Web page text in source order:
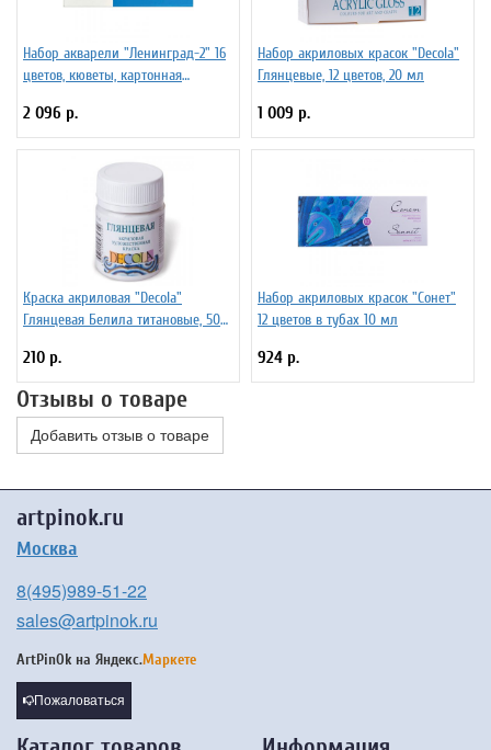
Набор акварели "Ленинград-2" 16
цветов, кюветы, картонная
2 096 р.
Набор акриловых красок "Decola"
Глянцевые, 12 цветов, 20 мл
1 009 р.
Краска акриловая "Decola"
Глянцевая Белила титановые, 50
210 р.
Набор акриловых красок "Сонет"
12 цветов в тубах 10 мл
924 р.
Отзывы о товаре
Добавить отзыв о товаре
artpinok.ru
Москва
8(495)989-51-22
sales@artpinok.ru
ArtPinOk на Яндекс.Маркете
Пожаловаться